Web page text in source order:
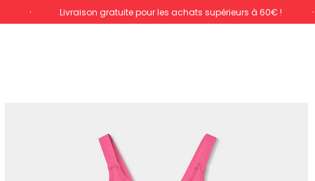
Livraison gratuite pour les achats supérieurs à 60€ !